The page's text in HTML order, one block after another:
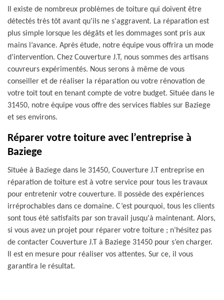
Il existe de nombreux problèmes de toiture qui doivent être
détectés très tôt avant qu'ils ne s'aggravent. La réparation est
plus simple lorsque les dégâts et les dommages sont pris aux
mains l’avance. Après étude, notre équipe vous offrira un mode
d’intervention. Chez Couverture J.T, nous sommes des artisans
couvreurs expérimentés. Nous serons à même de vous
conseiller et de réaliser la réparation ou votre rénovation de
votre toit tout en tenant compte de votre budget. Située dans le
31450, notre équipe vous offre des services fiables sur Baziege
et ses environs.
Réparer votre toiture avec l’entreprise à
Baziege
Située à Baziege dans le 31450, Couverture J.T entreprise en
réparation de toiture est à votre service pour tous les travaux
pour entretenir votre couverture. Il possède des expériences
irréprochables dans ce domaine. C’est pourquoi, tous les clients
sont tous été satisfaits par son travail jusqu'à maintenant. Alors,
si vous avez un projet pour réparer votre toiture ; n’hésitez pas
de contacter Couverture J.T à Baziege 31450 pour s’en charger.
Il est en mesure pour réaliser vos attentes. Sur ce, il vous
garantira le résultat.